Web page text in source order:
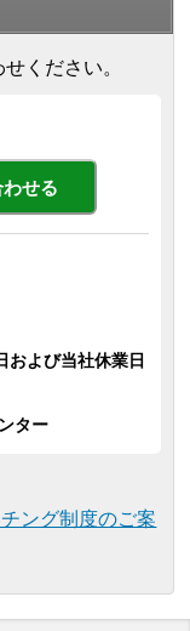
ください。
せる
よび当社休業日
ター
ング制度のご案